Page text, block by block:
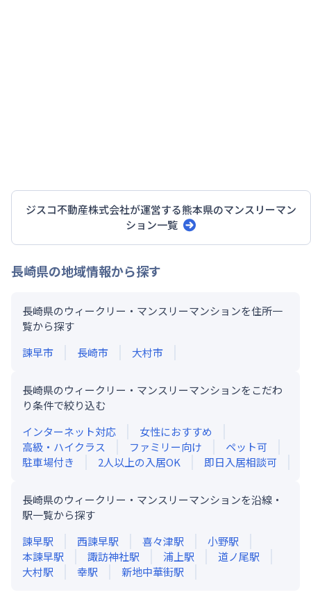
ジスコ不動産株式会社が運営する熊本県のマンスリーマン
ション一覧
長崎県の地域情報から探す
長崎県のウィークリー・マンスリーマンションを住所一
覧から探す
諫早市
長崎市 大村市
長崎県のウィークリー・マンスリーマンションをこだわ
り条件で絞り込む
インターネット対応
女性におすすめ
高級・ハイクラス
ファミリー向け
ペット可
駐車場付き
2人以上の入居OK 即日入居相談可
長崎県のウィークリー・マンスリーマンションを沿線・
駅一覧から探す
諫早駅 西諫早駅 喜々津駅 小野駅
本諫早駅 諏訪神社駅 浦上駅 道ノ尾駅
大村駅 幸駅 新地中華街駅